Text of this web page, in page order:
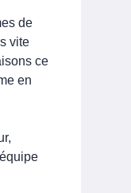
de
vite
ce
en